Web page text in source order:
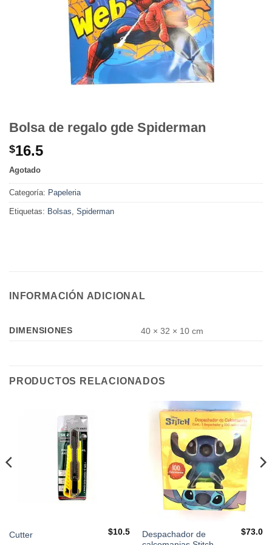
Bolsa de regalo gde Spiderman
$16.5
Agotado
Categoría: Papeleria
Etiquetas: Bolsas Spiderman
INFORMACIÓN ADICIONAL
DIMENSIONES 40 × 32 × 10 cm
PRODUCTOS RELACIONADOS
Cutter $10.5
Despachador de
$73.0